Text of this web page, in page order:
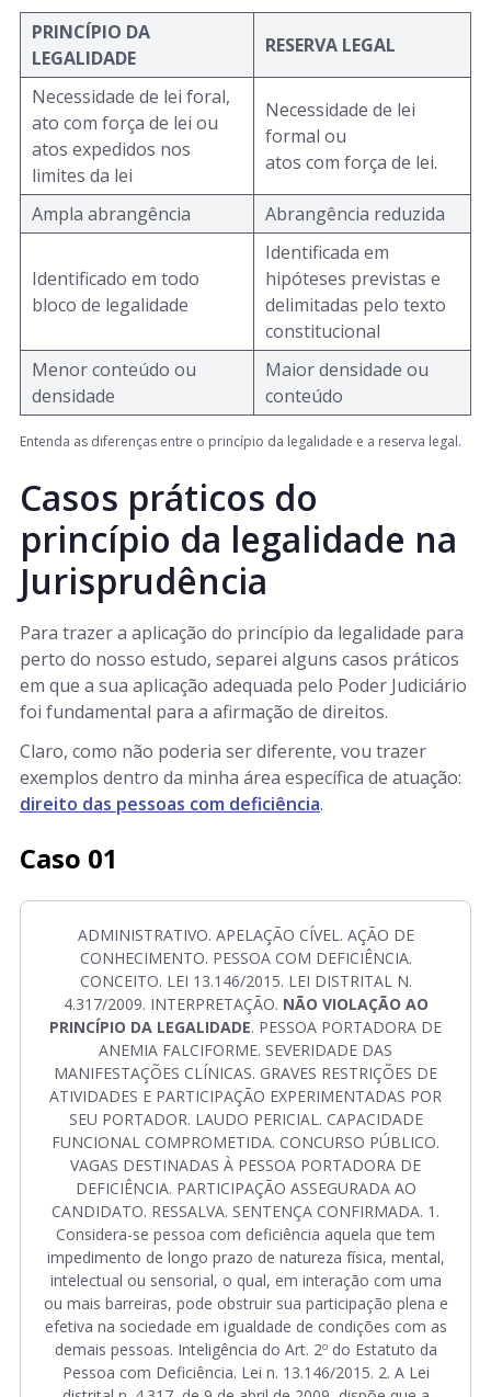
PRINCÍPIO DA
LEGALIDADE
RESERVA LEGAL
Necessidade de lei foral,
ato com força de lei ou
atos expedidos nos
limites da lei
Necessidade de lei
formal ou
atos com força de lei.
Ampla abrangência Abrangência reduzida
Identificado em todo
bloco de legalidade
Identificada em
hipóteses previstas e
delimitadas pelo texto
constitucional
Menor conteúdo ou
densidade
Maior densidade ou
conteúdo
Entenda as diferenças entre o princípio da legalidade e a reserva legal.
Casos práticos do
princípio da legalidade na
Jurisprudência
Para trazer a aplicação do princípio da legalidade para
perto do nosso estudo, separei alguns casos práticos
em que a sua aplicação adequada pelo Poder Judiciário
foi fundamental para a afirmação de direitos.
Claro, como não poderia ser diferente, vou trazer
exemplos dentro da minha área específica de atuação:
direito das pessoas com deficiência.
Caso 01
ADMINISTRATIVO. APELAÇÃO CÍVEL. AÇÃO DE
CONHECIMENTO. PESSOA COM DEFICIÊNCIA.
CONCEITO. LEI 13.146/2015. LEI DISTRITAL N.
4.317/2009. INTERPRETAÇÃO. NÃO VIOLAÇÃO AO
PRINCÍPIO DA LEGALIDADE. PESSOA PORTADORA DE
ANEMIA FALCIFORME. SEVERIDADE DAS
MANIFESTAÇÕES CLÍNICAS. GRAVES RESTRIÇÕES DE
ATIVIDADES E PARTICIPAÇÃO EXPERIMENTADAS POR
SEU PORTADOR. LAUDO PERICIAL. CAPACIDADE
FUNCIONAL COMPROMETIDA. CONCURSO PÚBLICO.
VAGAS DESTINADAS À PESSOA PORTADORA DE
DEFICIÊNCIA. PARTICIPAÇÃO ASSEGURADA AO
CANDIDATO. RESSALVA. SENTENÇA CONFIRMADA. 1.
Considera-se pessoa com deficiência aquela que tem
impedimento de longo prazo de natureza física, mental,
intelectual ou sensorial, o qual, em interação com uma
ou mais barreiras, pode obstruir sua participação plena e
efetiva na sociedade em igualdade de condições com as
demais pessoas. Inteligência do Art. 2º do Estatuto da
Pessoa com Deficiência. Lei n. 13.146/2015. 2. A Lei